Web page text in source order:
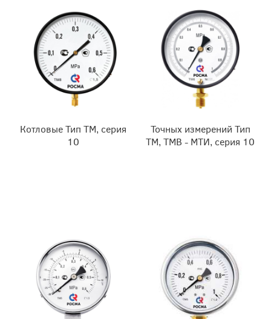
Котловые Тип ТМ, серия
10
Точных измерений Тип
ТМ, ТМВ - МТИ, серия 10